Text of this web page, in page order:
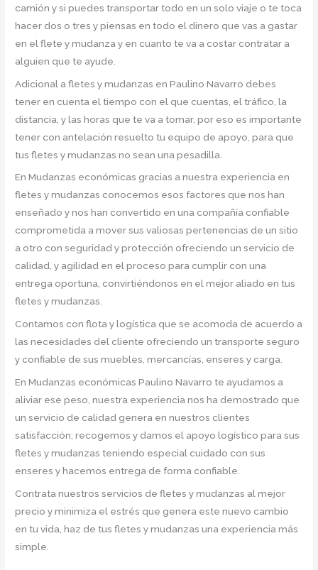
camión y si puedes transportar todo en un solo viaje o te toca
hacer dos o tres y piensas en todo el dinero que vas a gastar
en el flete y mudanza y en cuanto te va a costar contratar a
alguien que te ayude.
Adicional a fletes y mudanzas en Paulino Navarro debes
tener en cuenta el tiempo con el que cuentas, el tráfico, la
distancia, y las horas que te va a tomar, por eso es importante
tener con antelación resuelto tu equipo de apoyo, para que
tus fletes y mudanzas no sean una pesadilla.
En Mudanzas económicas gracias a nuestra experiencia en
fletes y mudanzas conocemos esos factores que nos han
enseñado y nos han convertido en una compañía confiable
comprometida a mover sus valiosas pertenencias de un sitio
a otro con seguridad y protección ofreciendo un servicio de
calidad, y agilidad en el proceso para cumplir con una
entrega oportuna, convirtiéndonos en el mejor aliado en tus
fletes y mudanzas.
Contamos con flota y logística que se acomoda de acuerdo a
las necesidades del cliente ofreciendo un transporte seguro
y confiable de sus muebles, mercancías, enseres y carga.
En Mudanzas económicas Paulino Navarro te ayudamos a
aliviar ese peso, nuestra experiencia nos ha demostrado que
un servicio de calidad genera en nuestros clientes
satisfacción; recogemos y damos el apoyo logístico para sus
fletes y mudanzas teniendo especial cuidado con sus
enseres y hacemos entrega de forma confiable.
Contrata nuestros servicios de fletes y mudanzas al mejor
precio y minimiza el estrés que genera este nuevo cambio
en tu vida, haz de tus fletes y mudanzas una experiencia más
simple.